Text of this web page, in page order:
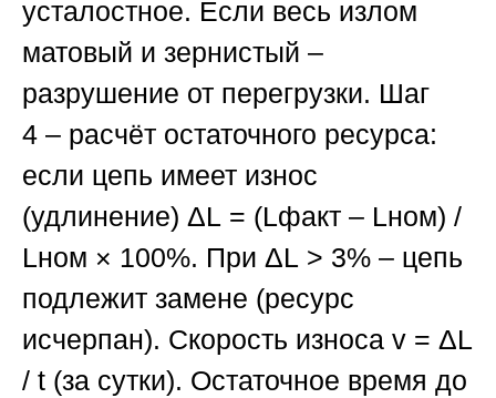
усталостное. Если весь излом
матовый и зернистый –
разрушение от перегрузки. Шаг
4 – расчёт остаточного ресурса:
если цепь имеет износ
(удлинение) ΔL = (Lфакт – Lном) /
Lном × 100%. При ΔL > 3% – цепь
подлежит замене (ресурс
исчерпан). Скорость износа v = ΔL
/ t (за сутки). Остаточное время до